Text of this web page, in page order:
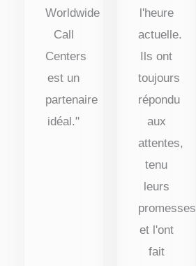
Worldwide
Call
Centers
est un
partenaire
idéal."
l'heure
actuelle.
Ils ont
toujours
répondu
aux
attentes,
tenu
leurs
promesses
et l'ont
fait